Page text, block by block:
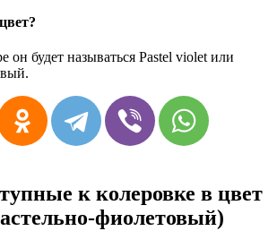
он будет называться Pastel violet или
к колеровке в цвет
фиолетовый)